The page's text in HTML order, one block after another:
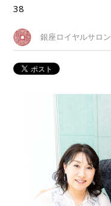
38
銀座ロイヤルサロン